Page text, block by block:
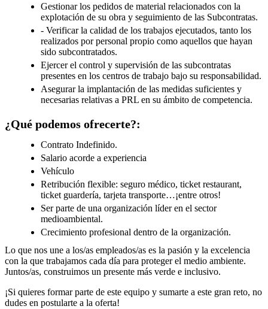
Gestionar los pedidos de material relacionados con la
explotación de su obra y seguimiento de las Subcontratas.
- Verificar la calidad de los trabajos ejecutados, tanto los
realizados por personal propio como aquellos que hayan
sido subcontratados.
Ejercer el control y supervisión de las subcontratas
presentes en los centros de trabajo bajo su responsabilidad.
Asegurar la implantación de las medidas suficientes y
necesarias relativas a PRL en su ámbito de competencia.
¿Qué podemos ofrecerte?:
Contrato Indefinido.
Salario acorde a experiencia
Vehículo
Retribución flexible: seguro médico, ticket restaurant,
ticket guardería, tarjeta transporte…¡entre otros!
Ser parte de una organización líder en el sector
medioambiental.
Crecimiento profesional dentro de la organización.
Lo que nos une a los/as empleados/as es la pasión y la excelencia
con la que trabajamos cada día para proteger el medio ambiente.
Juntos/as, construimos un presente más verde e inclusivo.
¡Si quieres formar parte de este equipo y sumarte a este gran reto, no
dudes en postularte a la oferta!